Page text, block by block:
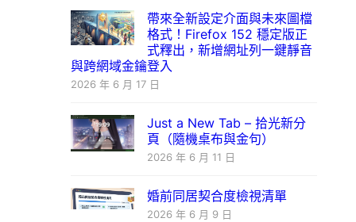
帶來全新設定介面與未來圖檔
格式！Firefox 152 穩定版正
式釋出，新增網址列一鍵靜音
與跨網域金鑰登入
2026 年 6 月 17 日
Just a New Tab – 拾光新分
頁（隨機桌布與金句）
2026 年 6 月 11 日
婚前同居契合度檢視清單
2026 年 6 月 9 日